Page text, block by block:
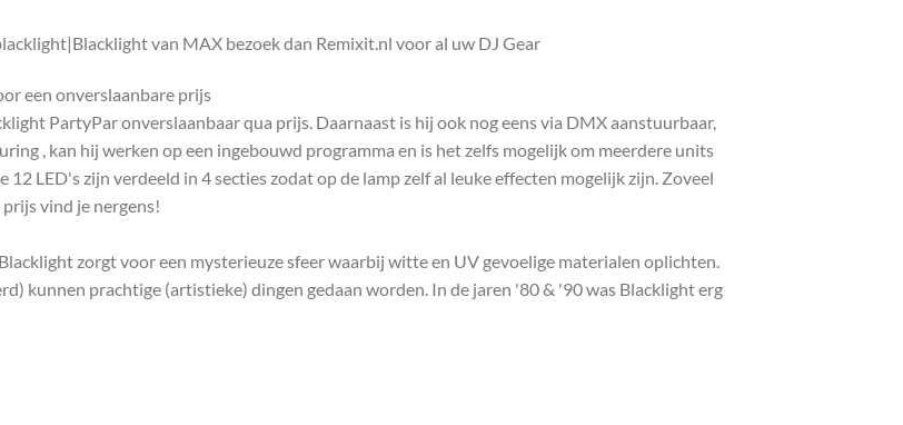
van MAX bezoek dan Remixit.nl voor al uw DJ Gear
een onverslaanbare prijs
PartyPar onverslaanbaar qua prijs. Daarnaast is hij ook nog eens via DMX aanstuurbaar,
, kan hij werken op een ingebouwd programma en is het zelfs mogelijk om meerdere units
LED's zijn verdeeld in 4 secties zodat op de lamp zelf al leuke effecten mogelijk zijn. Zoveel
vind je nergens!
zorgt voor een mysterieuze sfeer waarbij witte en UV gevoelige materialen oplichten.
kunnen prachtige (artistieke) dingen gedaan worden. In de jaren '80 & '90 was Blacklight erg